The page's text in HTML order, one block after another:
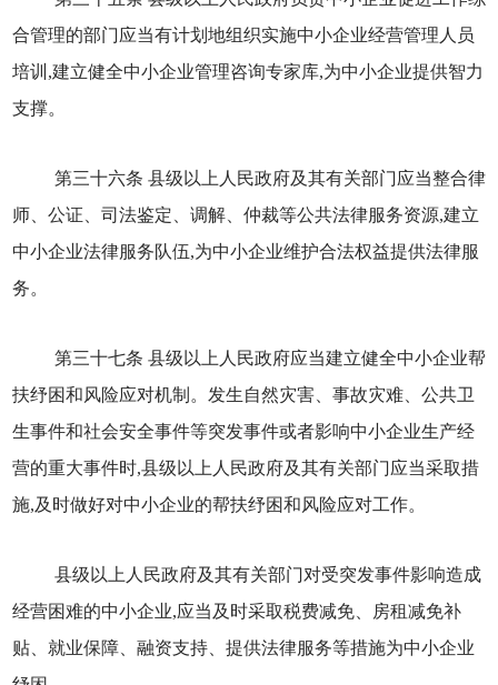
合管理的部门应当有计划地组织实施中小企业经营管理人员
培训,建立健全中小企业管理咨询专家库,为中小企业提供智力
支撑。
第三十六条 县级以上人民政府及其有关部门应当整合律
师、公证、司法鉴定、调解、仲裁等公共法律服务资源,建立
中小企业法律服务队伍,为中小企业维护合法权益提供法律服
务。
第三十七条 县级以上人民政府应当建立健全中小企业帮
扶纾困和风险应对机制。发生自然灾害、事故灾难、公共卫
生事件和社会安全事件等突发事件或者影响中小企业生产经
营的重大事件时,县级以上人民政府及其有关部门应当采取措
施,及时做好对中小企业的帮扶纾困和风险应对工作。
县级以上人民政府及其有关部门对受突发事件影响造成
经营困难的中小企业,应当及时采取税费减免、房租减免补
贴、就业保障、融资支持、提供法律服务等措施为中小企业